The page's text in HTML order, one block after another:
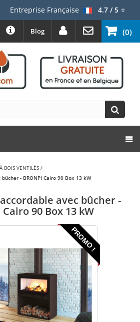
Entreprise Française 4.7 / 5⭐
(0)
Blog
BOIS VENTILÉS /
- BRONPI Cairo 90 Box 13 kW
avec bûcher -
Cairo 90 Box 13 kW
PROMO !